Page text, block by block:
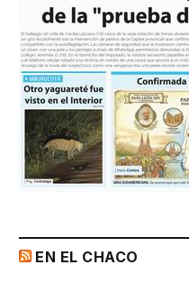
EN EL CHACO